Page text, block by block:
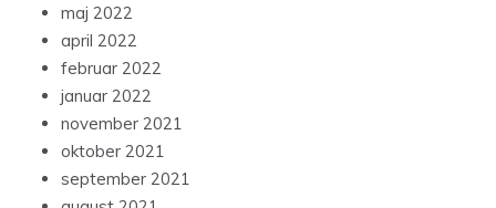
maj 2022
april 2022
februar 2022
januar 2022
november 2021
oktober 2021
september 2021